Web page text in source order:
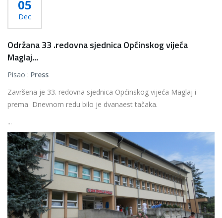
05
Dec
Održana 33 .redovna sjednica Općinskog vijeća
Maglaj...
Pisao : Press
Završena je 33. redovna sjednica Općinskog vijeća Maglaj i
prema Dnevnom redu bilo je dvanaest tačaka.
...
Više...